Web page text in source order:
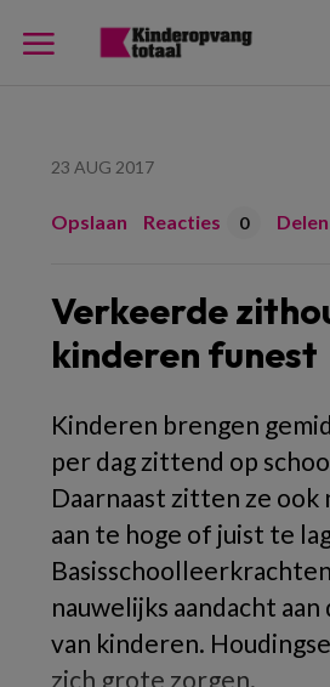
23 AUG 2017
Opslaan Reacties 0 Delen
Verkeerde
kinderen funest
Kinderen brengen
per dag zittend op
Daarnaast zitten ze ook
aan te hoge of juist te
nauwelijks aandacht
van kinderen.
zich grote zorgen.